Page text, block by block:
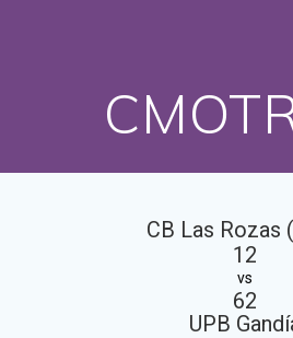
CB Las Rozas
12
vs
62
UPB